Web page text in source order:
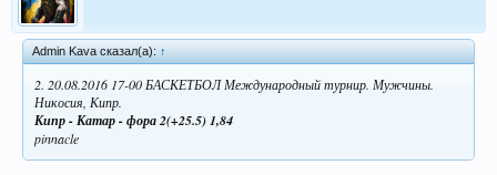
Admin Kava сказал(а): ↑
2. 20.08.2016 17-00 БАСКЕТБОЛ Международный турнир. Мужчины.
Никосия, Кипр.
Кипр - Катар - фора 2(+25.5) 1,84
pinnacle